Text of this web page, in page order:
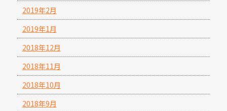
2019年2月
2019年1月
2018年12月
2018年11月
2018年10月
2018年9月